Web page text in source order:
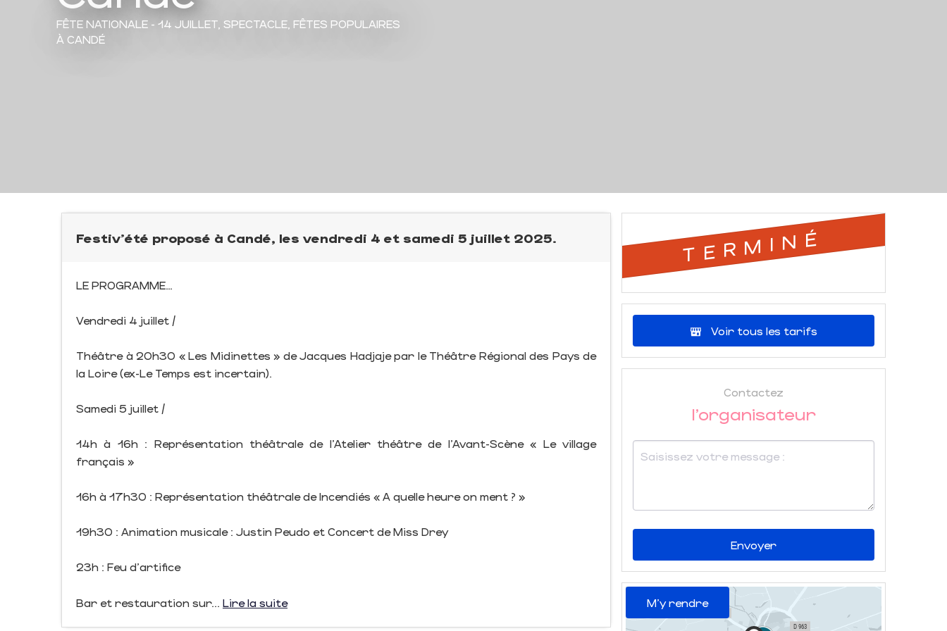
FÊTE NATIONALE - 14 JUILLET, SPECTACLE, FÊTES POPULAIRES
À CANDÉ
Festiv'été proposé à Candé, les vendredi 4 et samedi 5 juillet 2025.
LE PROGRAMME…
Vendredi 4 juillet /
Théâtre à 20h30 « Les Midinettes » de Jacques Hadjaje par le Théâtre Régional des Pays de
la Loire (ex-Le Temps est incertain).
Samedi 5 juillet /
14h à 16h : Représentation théâtrale de l’Atelier théâtre de l’Avant-Scène « Le village
français »
16h à 17h30 : Représentation théâtrale de Incendiés « A quelle heure on ment ? »
19h30 : Animation musicale : Justin Peudo et Concert de Miss Drey
23h : Feu d'artifice
Bar et restauration sur... Lire la suite
TERMINÉ
Voir tous les tarifs
Contactez
l'organisateur
Envoyer
M'y rendre